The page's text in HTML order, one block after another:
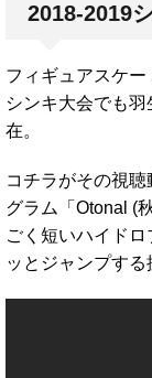
2018-2019
フィギュアスケ
シンキ大会でも
在。
コチラがその視
グラム「Otonal (
ごく短いハイド
ッとジャンプする